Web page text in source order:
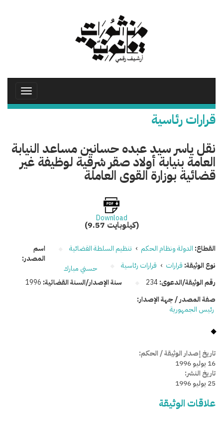
Toggle
قرارات رئاسية
نقل ياسر سيد عبده حسانين مساعد النيابة
العامة بنيابة أولاد صقر شرقية لوظيفة غير
قضائية بوزارة القوى العاملة
Download
(9.57 كيلوبايت)
القطاع: الدولة ونظام الحكم › تنظيم السلطة القضائية
نوع الوثيقة: قرارات › قرارات رئاسية
رقم الوثيقة/الدعوى:234 سنة الإصدار/السنة القضائية: 1996
اسم
المصدر:
حسني مبارك
صفة المصدر / جهة الإصدار:
رئيس الجمهورية
تاريخ إصدار الوثيقة / الحكم:
16 يوليو 1996
تاريخ النشر:
25 يوليو 1996
علاقات الوثيقة